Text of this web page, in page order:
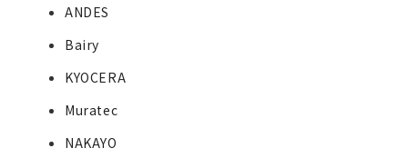
ANDES
Bairy
KYOCERA
Muratec
NAKAYO